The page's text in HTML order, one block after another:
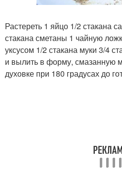
Растереть 1 яйцо 1/2 стакана
стакана сметаны 1 чайную
уксусом 1/2 стакана муки 3/4
и вылить в форму, смазанную
духовке при 180 градусах до